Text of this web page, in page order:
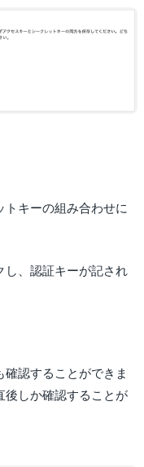
トキーの組み合わせに
し、認証キーが記され
認することができま
後しか確認することが